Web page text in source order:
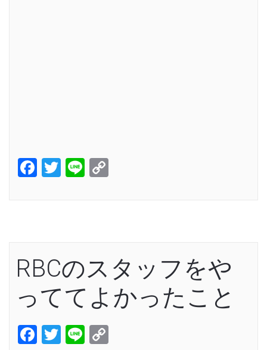
Facebook
Twitter
Line
RBCのスタッフをや
っててよかったこと
Facebook
Twitter
Line